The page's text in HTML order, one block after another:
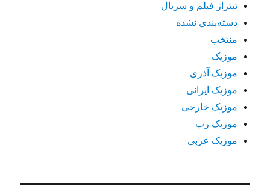
تیتراژ فیلم و سریال
دسته‌بندی نشده
منتخب
موزیک
موزیک آذری
موزیک ایرانی
موزیک خارجی
موزیک رپ
موزیک عربی